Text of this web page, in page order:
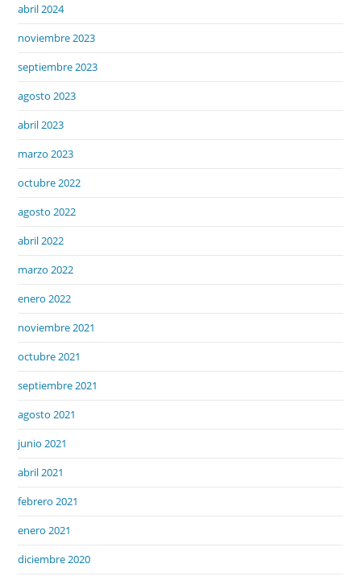
abril 2024
noviembre 2023
septiembre 2023
agosto 2023
abril 2023
marzo 2023
octubre 2022
agosto 2022
abril 2022
marzo 2022
enero 2022
noviembre 2021
octubre 2021
septiembre 2021
agosto 2021
junio 2021
abril 2021
febrero 2021
enero 2021
diciembre 2020